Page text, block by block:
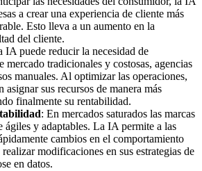
a crear una experiencia de cliente más
Esto lleva a un aumento en la
del cliente.
IA puede reducir la necesidad de
mercado tradicionales y costosas, agencias
manuales. Al optimizar las operaciones,
asignar sus recursos de manera más
finalmente su rentabilidad.
: En mercados saturados las marcas
ágiles y adaptables. La IA permite a las
cambios en el comportamiento
modificaciones en sus estrategias de
en datos.